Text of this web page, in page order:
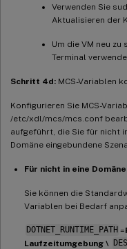
Verwenden Sie
Aktualisieren der
Um die VM neu
Terminal
Schritt 4d: MCS-Variablen
Konfigurieren Sie MCS-
/etc/xdl/mcs/mcs.conf
aufgeführt, die Sie für nicht
Domäne eingebundene
Für nicht in eine
Sie können die
Variablen bei Bedarf
DOTNET_RUNTIME_PATH =
Laufzeitumgebung \